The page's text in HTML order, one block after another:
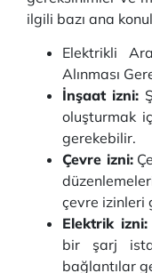
ilgili bazı ana
Elektrikli
Alınması
İnşaat izni:
oluşturmak
gerekebilir.
Çevre izni:
çevre izinleri
Elektrik izni:
bir şarj
bağlantılar